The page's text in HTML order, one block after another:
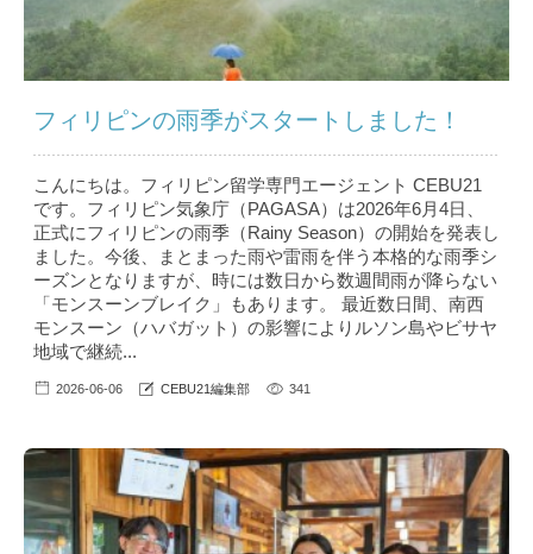
フィリピンの雨季がスタートしました！
こんにちは。フィリピン留学専門エージェント CEBU21
です。フィリピン気象庁（PAGASA）は2026年6月4日、
正式にフィリピンの雨季（Rainy Season）の開始を発表し
ました。今後、まとまった雨や雷雨を伴う本格的な雨季シ
ーズンとなりますが、時には数日から数週間雨が降らない
「モンスーンブレイク」もあります。 最近数日間、南西
モンスーン（ハバガット）の影響によりルソン島やビサヤ
地域で継続...
2026-06-06 CEBU21編集部 341